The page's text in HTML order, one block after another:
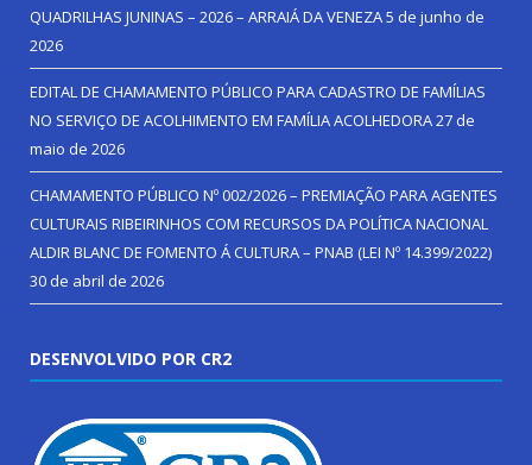
QUADRILHAS JUNINAS – 2026 – ARRAIÁ DA VENEZA5 de junho de
2026
EDITAL DE CHAMAMENTO PÚBLICO PARA CADASTRO DE FAMÍLIAS
NO SERVIÇO DE ACOLHIMENTO EM FAMÍLIA ACOLHEDORA27 de
maio de 2026
CHAMAMENTO PÚBLICO Nº 002/2026 – PREMIAÇÃO PARA AGENTES
CULTURAIS RIBEIRINHOS COM RECURSOS DA POLÍTICA NACIONAL
ALDIR BLANC DE FOMENTO Á CULTURA – PNAB (LEI Nº 14.399/2022)
30 de abril de 2026
DESENVOLVIDO POR CR2